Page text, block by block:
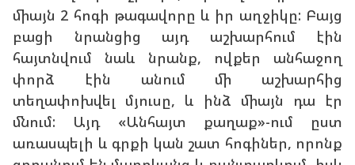
միայն 2 հոգի թագավորը և իր աղջիկը: Բայց
բացի նրանցից այդ աշխարհում էին
հայտնվում նաև նրանք, ովքեր անհաջող
փորձ էին անում մի աշխարհից
տեղափոխվել մյուսը, և ինձ միայն դա էր
մնում: Այդ «Անհայտ քաղաք»-ում ըստ
առասպելի և գրքի կան շատ հոգիներ, որոնք